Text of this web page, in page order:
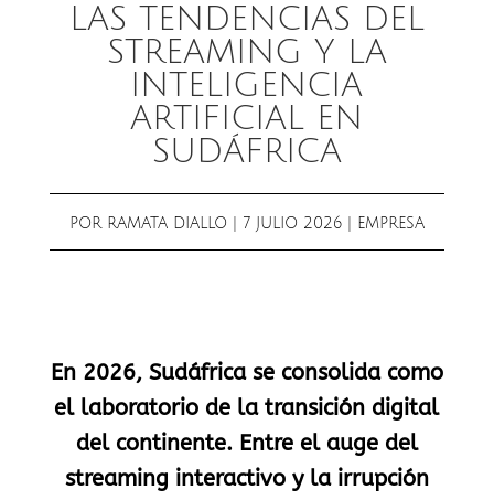
LAS TENDENCIAS DEL
STREAMING Y LA
INTELIGENCIA
ARTIFICIAL EN
SUDÁFRICA
POR RAMATA DIALLO 7 JULIO 2026| EMPRESA
En 2026, Sudáfrica se consolida como
el laboratorio de la transición digital
del continente. Entre el auge del
streaming interactivo y la irrupción